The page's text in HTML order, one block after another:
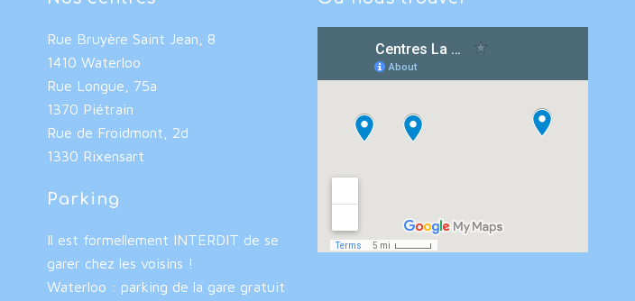
Rue Bruyère Saint Jean, 8
1410 Waterloo
Rue Longue, 75a
1370 Piétrain
Rue de Froidmont, 2d
1330 Rixensart
Parking
Il est formellement INTERDIT de se
garer chez les voisins !
Waterloo : parking de la gare gratuit